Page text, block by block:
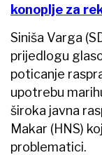
konoplje za
Siniša Varga
prijedlogu
poticanje
upotrebu
široka javna
Makar (HNS)
problematici.